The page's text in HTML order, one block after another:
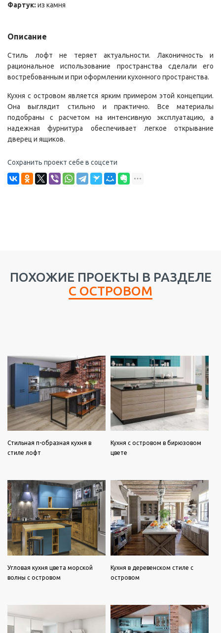
Фартук: из камня
Описание
Стиль лофт не теряет актуальности. Лаконичность и
рациональное использование пространства сделали его
востребованным и при оформлении кухонного пространства.
Кухня с островом является ярким примером этой концепции.
Она выглядит стильно и практично. Все материалы
подобраны с расчетом на интенсивную эксплуатацию, а
надежная фурнитура обеспечивает легкое открывание
дверец и ящиков.
Сохранить проект себе в соцсети
ПОХОЖИЕ ПРОЕКТЫ В РАЗДЕЛЕ
С ОСТРОВОМ
Стильная п-образная кухня в
стиле лофт
Кухня с островом в бирюзовом
цвете
Угловая кухня цвета морской
волны с островом
Кухня в деревенском стиле с
островом